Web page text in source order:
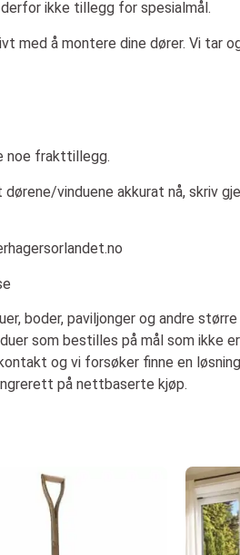
ikke tillegg for spesialmål.
med å montere dine dører. Vi tar
noe frakttillegg.
vinduene akkurat nå, skriv
boder, paviljonger og andre
som bestilles på mål som ikke
og vi forsøker finne en
på nettbaserte kjøp.